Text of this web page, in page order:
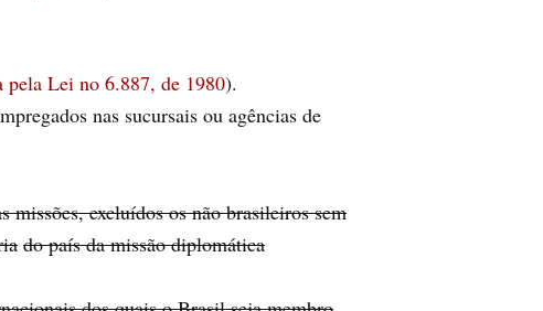
pela Lei no 6.887, de 1980).
nas sucursais ou agências de
missões, excluídos os não brasileiros sem
do país da missão diplomática